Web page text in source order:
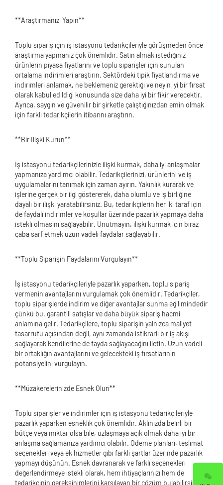
**Araştırmanızı Yapın**
Toplu sipariş için iş istasyonu tedarikçileriyle görüşmeden önce
araştırma yapmanız çok önemlidir. Satın almak istediğiniz
ürünlerin piyasa fiyatlarını ve toplu siparişler için sunulan
ortalama indirimleri araştırın. Sektördeki tipik fiyatlandırma ve
indirimleri anlamak, ne beklemeniz gerektiği ve neyin iyi bir fırsat
olarak kabul edildiği konusunda size daha iyi bir fikir verecektir.
Ayrıca, saygın ve güvenilir bir şirketle çalıştığınızdan emin olmak
için farklı tedarikçilerin itibarını araştırın.
**Bir İlişki Kurun**
İş istasyonu tedarikçilerinizle ilişki kurmak, daha iyi anlaşmalar
yapmanıza yardımcı olabilir. Tedarikçilerinizi, ürünlerini ve iş
uygulamalarını tanımak için zaman ayırın. Yakınlık kurarak ve
işlerine gerçek bir ilgi göstererek, daha olumlu ve iş birliğine
dayalı bir ilişki yaratabilirsiniz. Bu, tedarikçilerin her iki taraf için
de faydalı indirimler ve koşullar üzerinde pazarlık yapmaya daha
istekli olmasını sağlayabilir. Unutmayın, ilişki kurmak için biraz
çaba sarf etmek uzun vadeli faydalar sağlayabilir.
**Toplu Siparişin Faydalarını Vurgulayın**
İş istasyonu tedarikçileriyle pazarlık yaparken, toplu sipariş
vermenin avantajlarını vurgulamak çok önemlidir. Tedarikçiler,
toplu siparişlerde indirim ve diğer avantajlar sunma eğilimindedir
çünkü bu, garantili satışlar ve daha büyük sipariş hacmi
anlamına gelir. Tedarikçilere, toplu siparişin yalnızca maliyet
tasarrufu açısından değil, aynı zamanda istikrarlı bir iş akışı
sağlayarak kendilerine de fayda sağlayacağını iletin. Uzun vadeli
bir ortaklığın avantajlarını ve gelecekteki iş fırsatlarının
potansiyelini vurgulayın.
**Müzakerelerinizde Esnek Olun**
Toplu siparişler ve indirimler için iş istasyonu tedarikçileriyle
pazarlık yaparken esneklik çok önemlidir. Aklınızda belirli bir
bütçe veya miktar olsa bile, uzlaşmaya açık olmak daha iyi bir
anlaşma sağlamanıza yardımcı olabilir. Ödeme planları, teslimat
seçenekleri veya ek hizmetler gibi farklı şartlar üzerinde pazarlık
yapmayı düşünün. Esnek davranarak ve farklı seçenekleri
değerlendirmeye istekli olarak, hem ihtiyaçlarınızı hem de
tedarikçinin gereksinimlerini karşılayan bir çözüm bulabilirsiniz.